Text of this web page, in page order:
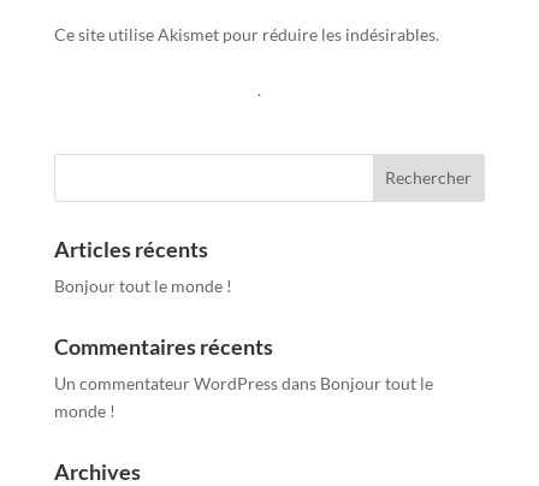
Ce site utilise Akismet pour réduire les indésirables.
.
Articles récents
Bonjour tout le monde !
Commentaires récents
Un commentateur WordPressdans Bonjour tout le
monde !
Archives